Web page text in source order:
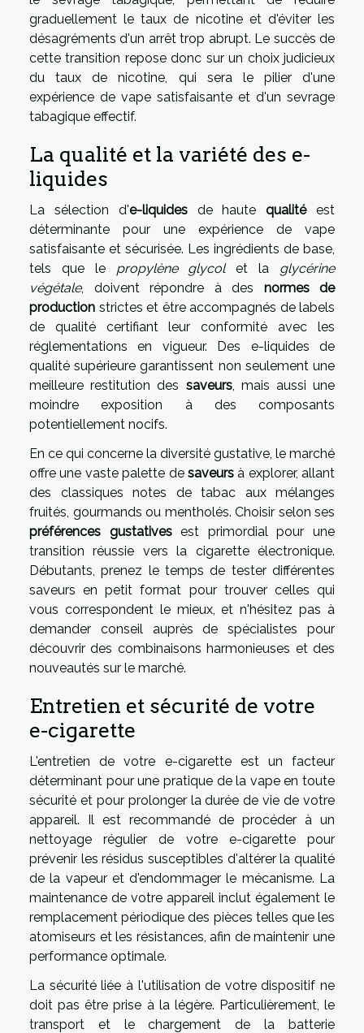
graduellement le taux de nicotine et d'éviter les
désagréments d'un arrêt trop abrupt. Le succès de
cette transition repose donc sur un choix judicieux
du taux de nicotine, qui sera le pilier d'une
expérience de vape satisfaisante et d'un sevrage
tabagique effectif.
La qualité et la variété des e-
liquides
La sélection d'e-liquidesde hautequalitéest
déterminante pour une expérience de vape
satisfaisante et sécurisée. Les ingrédients de base,
tels que le propylène glycolet la glycérine
végétale, doivent répondre à des normes de
production strictes et être accompagnés de labels
de qualité certifiant leur conformité avec les
réglementations en vigueur. Des e-liquides de
qualité supérieure garantissent non seulement une
meilleure restitution des saveurs, mais aussi une
moindre exposition à des composants
potentiellement nocifs.
En ce qui concerne la diversité gustative, le marché
offre une vaste palette de saveursà explorer, allant
des classiques notes de tabac aux mélanges
fruités, gourmands ou mentholés. Choisir selon ses
préférences gustativesest primordial pour une
transition réussie vers la cigarette électronique.
Débutants, prenez le temps de tester différentes
saveurs en petit format pour trouver celles qui
vous correspondent le mieux, et n'hésitez pas à
demander conseil auprès de spécialistes pour
découvrir des combinaisons harmonieuses et des
nouveautés sur le marché.
Entretien et sécurité de votre
e-cigarette
L'entretien de votre e-cigarette est un facteur
déterminant pour une pratique de la vape en toute
sécurité et pour prolonger la durée de vie de votre
appareil. Il est recommandé de procéder à un
nettoyage régulier de votre e-cigarette pour
prévenir les résidus susceptibles d'altérer la qualité
de la vapeur et d'endommager le mécanisme. La
maintenance de votre appareil inclut également le
remplacement périodique des pièces telles que les
atomiseurs et les résistances, afin de maintenir une
performance optimale.
La sécurité liée à l'utilisation de votre dispositif ne
doit pas être prise à la légère. Particulièrement, le
transport et le chargement de la batterie